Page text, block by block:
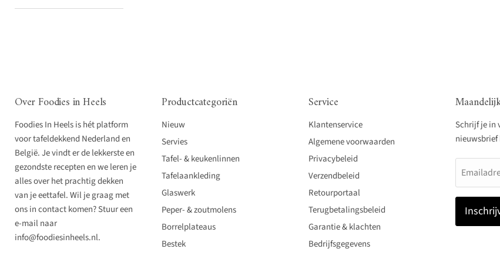
Over Foodies in Heels
Foodies In Heels is hét platform
voor tafeldekkend Nederland en
België. Je vindt er de lekkerste en
gezondste recepten en we leren je
alles over het prachtig dekken
van je eettafel. Wil je graag met
ons in contact komen? Stuur een
e-mail naar
info@foodiesinheels.nl.
Productcategoriën
Nieuw
Servies
Tafel- & keukenlinnen
Tafelaankleding
Glaswerk
Peper- & zoutmolens
Borrelplateaus
Bestek
Service
Klantenservice
Algemene voorwaarden
Privacybeleid
Verzendbeleid
Retourportaal
Terugbetalingsbeleid
Garantie & klachten
Bedrijfsgegevens
Schrijf je in